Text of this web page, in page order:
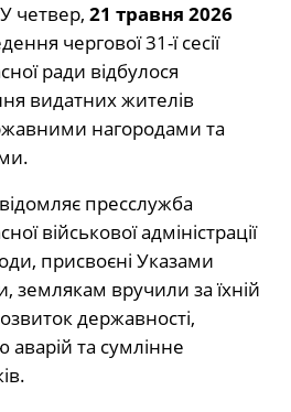
четвер, 21 травня 2026
чергової 31-ї сесії
ради відбулося
видатних жителів
нагородами та
пресслужба
військової адміністрації
присвоєні Указами
землякам вручили за їхній
державності,
аварій та сумлінне